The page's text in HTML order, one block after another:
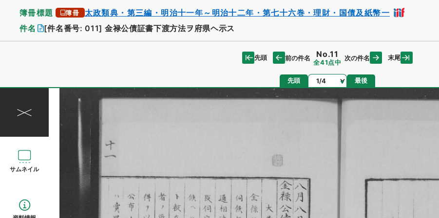
簿冊標題 簿冊 太政類典・第三編・明治十一年～明治十二年・第七十六巻・理財・国債及紙幣一
件名 [件名番号: 011] 金禄公債証書下渡方法ヲ府県ヘ示ス
先頭 前の件名 No.11
全41点中
次の件名 末尾
先頭 ページ 最後
サムネイル